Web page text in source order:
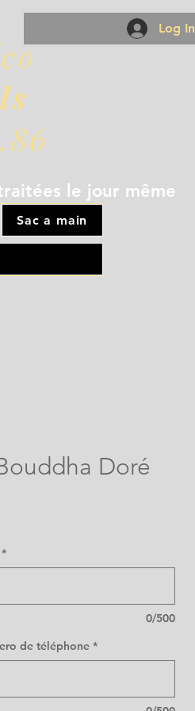
Log In
le jour même
Sac a main
Doré
*
0/500
de téléphone *